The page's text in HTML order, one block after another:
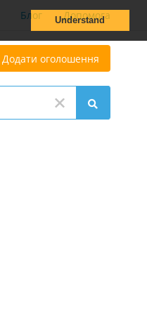
Understand
Блог Допомога
Додати оголошення